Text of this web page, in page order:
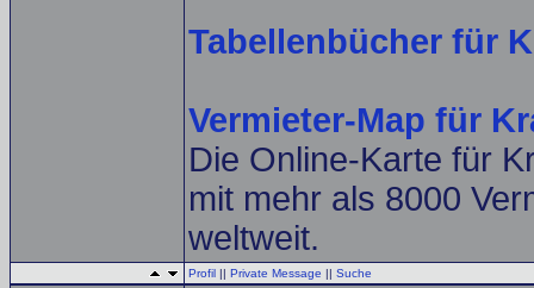
Tabellenbücher für
Vermieter-Map für
Die Online-Karte für
mit mehr als 8000
weltweit.
Profil || Private Message || Suche